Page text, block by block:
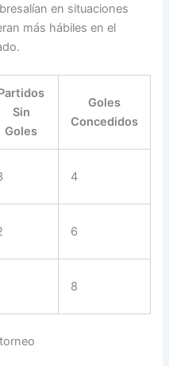
en situaciones
más hábiles en el
Sin
Goles
Goles
Concedidos
4
6
8